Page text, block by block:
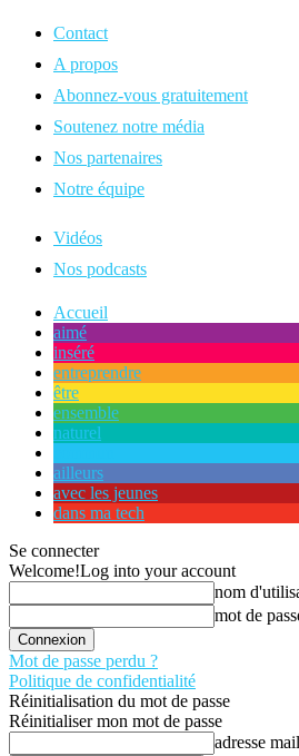
Contact
A propos
Abonnez-vous gratuitement
Soutenez notre média
Nos partenaires
Notre équipe
Vidéos
Nos podcasts
Accueil
aimé
inséré
entreprendre
être
ensemble
naturel
ailleurs
avec les jeunes
dans ma tech
Se connecter
Welcome!Log into your account
nom
mot de
Mot de passe perdu ?
Politique de confidentialité
Réinitialisation du mot de passe
Réinitialiser mon mot de passe
adresse mail